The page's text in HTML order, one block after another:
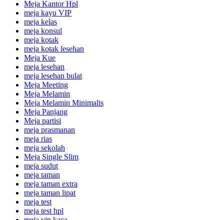
Meja Kantor Hpl
meja kayu VIP
meja kelas
meja konsul
meja kotak
meja kotak lesehan
Meja Kue
meja lesehan
meja lesehan bulat
Meja Meeting
Meja Melamin
Meja Melamin Minimalis
Meja Panjang
Meja partisi
meja prasmanan
meja rias
meja sekolah
Meja Single Slim
meja sudut
meja taman
meja taman extra
meja taman lipat
meja test
meja test hpl